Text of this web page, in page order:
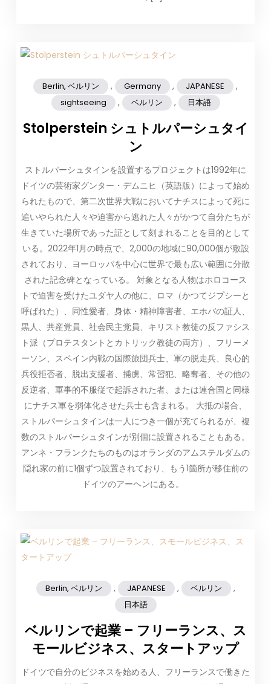
Berlin, ベルリン , Germany , JAPANESE ,
sightseeing , ベルリン , 日本語
Stolperstein シュトルパーシュタイ
ン
ストルパーシュタインを設置するプロジェクトは1992年に
ドイツの芸術家グンター・デムニヒ（英語版）によって始め
られたもので、第二次世界大戦においてナチスによって死に
追いやられた人々や迫害から逃れた人々がかつて自分たちが
生きていた場所であった証として刻まれることを目的として
いる。2022年1月の時点で、2,000の地域に90,000個が敷設
されており、ヨーロッパを中心に世界で最も広い範囲に分散
された記念碑となっている。 対象となる人物はホロコース
トで迫害を受けたユダヤ人の他に、ロマ（かつてジプシーと
呼ばれた）、同性愛者、身体・精神障害者、エホバの証人、
黒人、共産党員、社会民主党員、キリスト教徒の反ファシス
ト派（プロテスタントとカトリック教徒の両方）、フリーメ
ーソン、スペイン内戦の国際旅団兵士、軍の脱走兵、良心的
兵役拒否者、脱出支援者、捕虜、常習犯、略奪者、その他の
反逆者、軍事的不服従で起訴された者、または連合国と同様
にナチス軍を弱体化させた兵士も含まれる。 大抵の場合、
ストルパーシュタインは一人につき一個が充てられるが、複
数のストルパーシュタインが別個に設置されることもある。
アンネ・フランクたちのものはオランダのアムステルダムの
隠れ家の前に1個ずつ設置されており、もう1箇所が移住前の
ドイツのアーヘンにある。
Berlin, ベルリン , JAPANESE , ベルリン ,
日本語
ベルリンで起業 – フリーランス、ス
モールビジネス、スタートアップ
ドイツで自分のビジネスを始める人、フリーランスで働きた